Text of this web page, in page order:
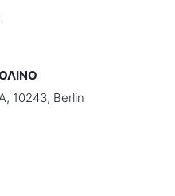
10243, Berlin